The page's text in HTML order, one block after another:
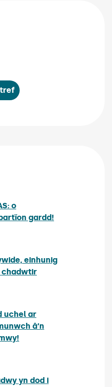
o
gardd!
einhunig
uchel ar
â’n
yn dod i